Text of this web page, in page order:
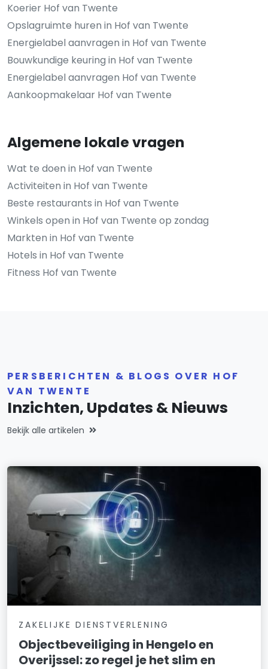
Koerier Hof van Twente
Opslagruimte huren in Hof van Twente
Energielabel aanvragen in Hof van Twente
Bouwkundige keuring in Hof van Twente
Energielabel aanvragen Hof van Twente
Aankoopmakelaar Hof van Twente
Algemene lokale vragen
Wat te doen in Hof van Twente
Activiteiten in Hof van Twente
Beste restaurants in Hof van Twente
Winkels open in Hof van Twente op zondag
Markten in Hof van Twente
Hotels in Hof van Twente
Fitness Hof van Twente
PERSBERICHTEN & BLOGS OVER HOF
VAN TWENTE
Inzichten, Updates & Nieuws
Bekijk alle artikelen
ZAKELIJKE DIENSTVERLENING
Objectbeveiliging in Hengelo en
Overijssel: zo regel je het slim en